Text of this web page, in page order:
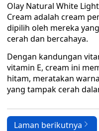
Olay Natural White
Cream adalah cream
dipilih oleh mereka
cerah dan bercahaya.
Dengan kandungan
vitamin E, cream ini
hitam, meratakan
yang tampak cerah
Laman berikutnya